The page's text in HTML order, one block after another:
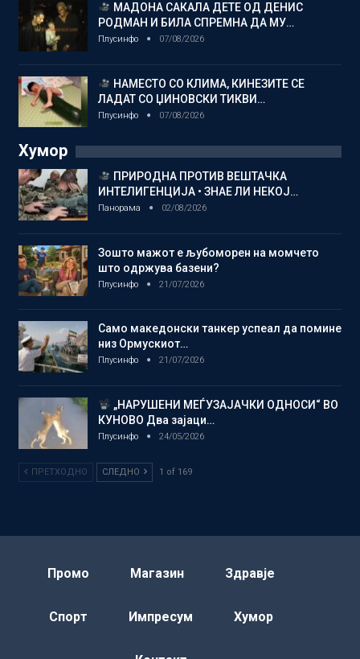
МАДОНА САКАЛА ДЕТЕ ОД ДЕНИС
РОДМАН И БИЛА СПРЕМНА ДА МУ…
Плусинфо 07/08/2026
НАМЕСТО СО КЛИМА, КИНЕЗИТЕ СЕ
ЛАДАТ СО ЏИНОВСКИ ТИКВИ…
Плусинфо 07/08/2026
Хумор
ПРИРОДНА ПРОТИВ ВЕШТАЧКА
ИНТЕЛИГЕНЦИЈА • ЗНАЕ ЛИ НЕКОЈ…
Панорама 02/08/2026
Зошто мажот е љубоморен на момчето
што одржува базени?
Плусинфо 21/07/2026
Само македонски танкер успеал да помине
низ Ормускиот…
Плусинфо 21/07/2026
„НАРУШЕНИ МЕЃУЗАЈАЧКИ ОДНОСИ“ ВО
КУНОВО Два зајаци…
Плусинфо 24/05/2026
ПРЕТХОДНО СЛЕДНО 1 of 169
Промо Магазин Здравје
Спорт Импресум Хумор